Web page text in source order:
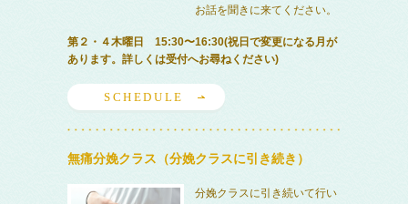
お話を聞きに来てください。
第２・４木曜日 15:30〜16:30(祝日で変更になる月が
あります。詳しくは受付へお尋ねください)
SCHEDULE
無痛分娩クラス（分娩クラスに引き続き）
分娩クラスに引き続いて行い